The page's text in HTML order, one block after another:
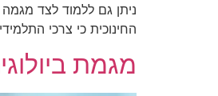
החינוכית כי צרכי
מגמת